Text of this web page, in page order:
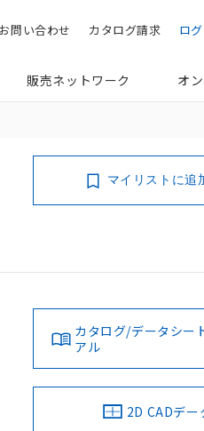
ロ
カタログ請求
お問い合わせ
販売ネットワーク オ
マイリストに追
カタログ/データシー
アル
2D CADデー